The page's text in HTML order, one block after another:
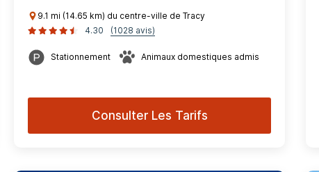
9.1 mi (14.65 km) du centre-ville de Tracy
4.30
(1028 avis)
Stationnement Animaux domestiques admis
Consulter Les Tarifs